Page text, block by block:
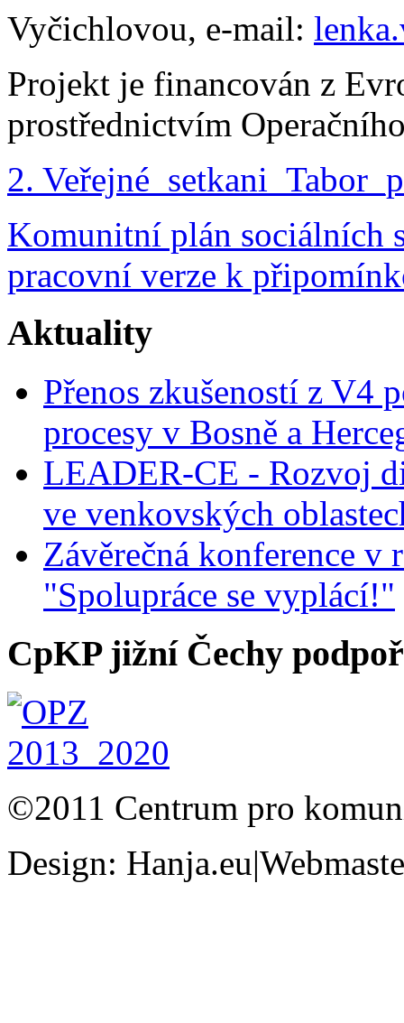
Vyčichlovou, e-mail:
Projekt je financován z
prostřednictvím
2.
Komunitní plán sociálních
pracovní verze k
Aktuality
Přenos zkušeností z V4
procesy v Bosně a
LEADER-CE - Rozvoj
ve venkovských
Závěrečná konference v
"Spolupráce se vyplácí!"
CpKP jižní Čechy
©2011 Centrum pro
Design: